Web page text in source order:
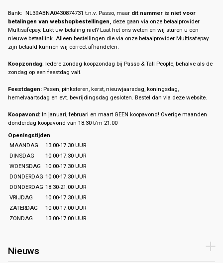
Bank: NL39ABNA0430874731 t.n.v. Passo, maar dit nummer is niet voor
betalingen van webshopbestellingen, deze gaan via onze betaalprovider
Multisafepay. Lukt uw betaling niet? Laat het ons weten en wij sturen u een
nieuwe betaallink. Alleen bestellingen die via onze betaalprovider Multisafepay
zijn betaald kunnen wij correct afhandelen.
Koopzondag: Iedere zondag koopzondag bij Passo & Tall People, behalve als de
zondag op een feestdag valt.
Feestdagen: Pasen, pinksteren, kerst, nieuwjaarsdag, koningsdag,
hemelvaartsdag en evt. bevrijdingsdag gesloten. Bestel dan via deze website.
Koopavond: In januari, februari en maart GEEN koopavond! Overige maanden
donderdag koopavond van 18.30 t/m 21.00
Openingstijden
MAANDAG
13.00-17.30 UUR
DINSDAG
10.00-17.30 UUR
WOENSDAG
10.00-17.30 UUR
DONDERDAG 10.00-17.30 UUR
DONDERDAG 18.30-21.00 UUR
VRIJDAG
10.00-17.30 UUR
ZATERDAG
10.00-17.00 UUR
ZONDAG
13.00-17.00 UUR
Nieuws